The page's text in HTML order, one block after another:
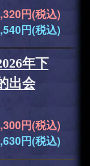
円(税込)
円(税込)
年下
出会
円(税込)
円(税込)